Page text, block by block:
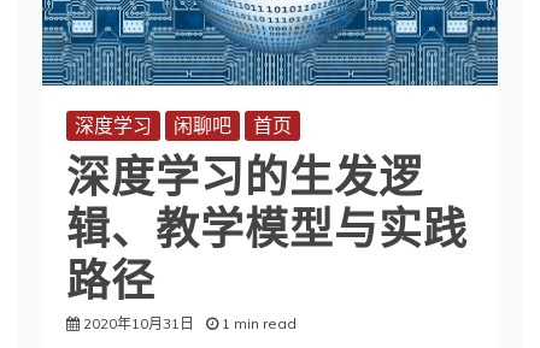
深度学习 闲聊吧 首页
深度学习的生发逻
辑、教学模型与实践
路径
2020年10月31日 1 min read